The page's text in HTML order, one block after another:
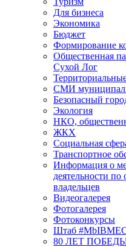
Для бизнеса
Экономика
Бюджет
Формирование
Общественная
Сухой Лог
СМИ
Безопасный
Экология
НКО,
ЖКХ
Социальная
Транспортное
Информация о
деятельности
владельцев
Видеогалерея
Фотогалерея
Фотоконкурсы
Штаб
80 ЛЕТ